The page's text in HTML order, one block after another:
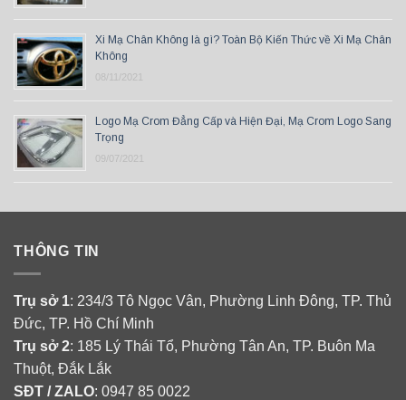
Xi Mạ Chân Không là gì? Toàn Bộ Kiến Thức về Xi Mạ Chân
Không
08/11/2021
Logo Mạ Crom Đẳng Cấp và Hiện Đại, Mạ Crom Logo Sang
Trọng
09/07/2021
THÔNG TIN
Trụ sở 1: 234/3 Tô Ngọc Vân, Phường Linh Đông, TP. Thủ
Đức, TP. Hồ Chí Minh
Trụ sở 2: 185 Lý Thái Tổ, Phường Tân An, TP. Buôn Ma
Thuột, Đắk Lắk
SĐT / ZALO: 0947 85 0022